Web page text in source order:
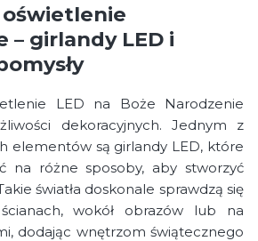
girlandy LED i
LED na Boże Narodzenie
dekoracyjnych. Jednym z
elementów są girlandy LED, które
na różne sposoby, aby stworzyć
światła doskonale sprawdzą się
wokół obrazów lub na
dodając wnętrzom świątecznego